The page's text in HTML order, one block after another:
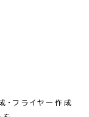
フライヤー作成